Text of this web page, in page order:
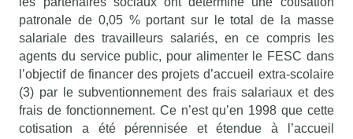
patronale de 0,05 % portant sur le total de la masse
salariale des travailleurs salariés, en ce compris les
agents du service public, pour alimenter le FESC dans
l’objectif de financer des projets d’accueil extra-scolaire
(3) par le subventionnement des frais salariaux et des
frais de fonctionnement. Ce n’est qu’en 1998 que cette
cotisation a été pérennisée et étendue à l’accueil